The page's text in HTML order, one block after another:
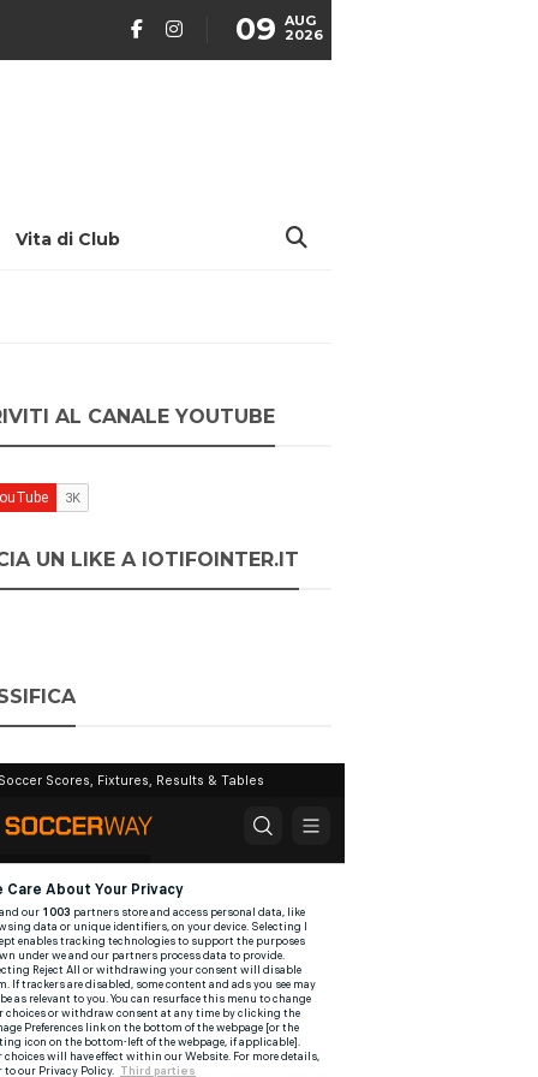
09 AUG
2026
Vita di Club
AL CANALE YOUTUBE
UN LIKE A IOTIFOINTER.IT